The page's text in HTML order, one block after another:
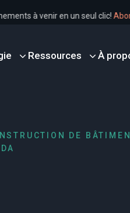
événements à venir en un seul
Ressources À
DE